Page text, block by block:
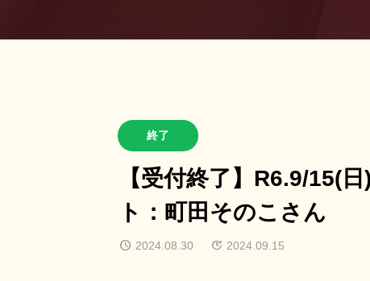
終了
【受付終了】R6.9/15(
ト：町田そのこさん
2024.08.30 2024.09.15